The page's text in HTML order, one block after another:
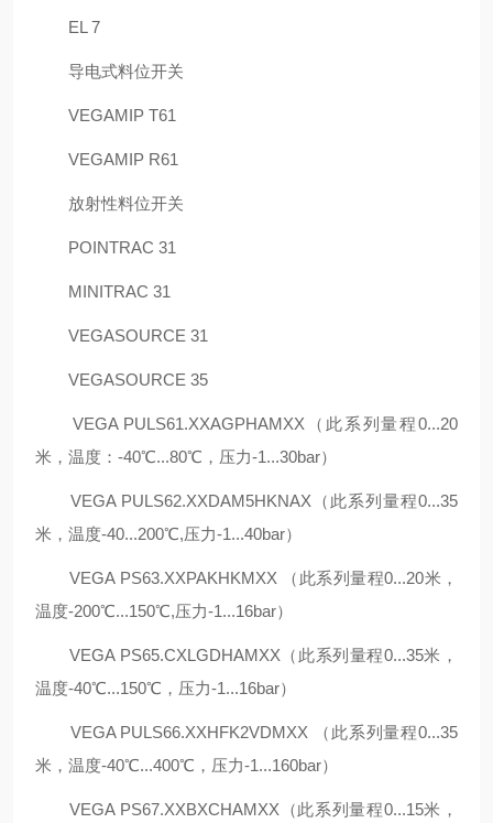
EL 7
导电式料位开关
VEGAMIP T61
VEGAMIP R61
放射性料位开关
POINTRAC 31
MINITRAC 31
VEGASOURCE 31
VEGASOURCE 35
VEGA PULS61.XXAGPHAMXX（此系列量程0...20
米，温度：-40℃...80℃，压力-1...30bar）
VEGA PULS62.XXDAM5HKNAX（此系列量程0...35
米，温度-40...200℃,压力-1...40bar）
VEGA PS63.XXPAKHKMXX （此系列量程0...20米，
温度-200℃...150℃,压力-1...16bar）
VEGA PS65.CXLGDHAMXX（此系列量程0...35米，
温度-40℃...150℃，压力-1...16bar）
VEGA PULS66.XXHFK2VDMXX （此系列量程0...35
米，温度-40℃...400℃，压力-1...160bar）
VEGA PS67.XXBXCHAMXX（此系列量程0...15米，